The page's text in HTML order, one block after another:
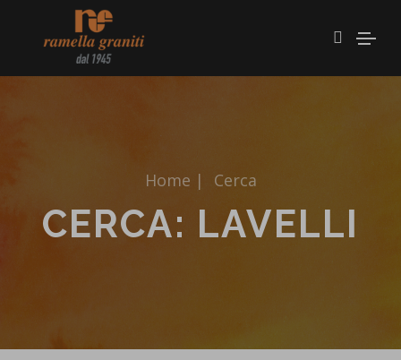
Home | Cerca
CERCA: LAVELLI